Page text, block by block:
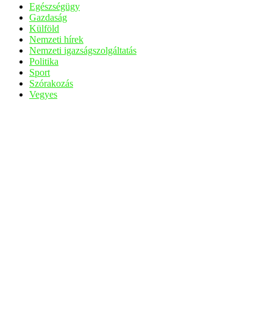
Egészségügy
Gazdaság
Külföld
Nemzeti hírek
Nemzeti igazságszolgáltatás
Politika
Sport
Szórakozás
Vegyes